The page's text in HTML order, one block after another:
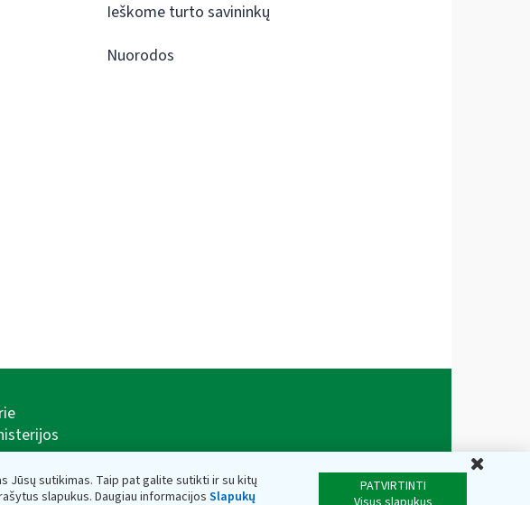
Jūsų sutikimas. Taip pat galite sutikti ir su kitų
slapukus. Daugiau informacijos Slapukų
PATVIRTINTI
Ieškome turto savininkų
Nuorodos
Lietuva,